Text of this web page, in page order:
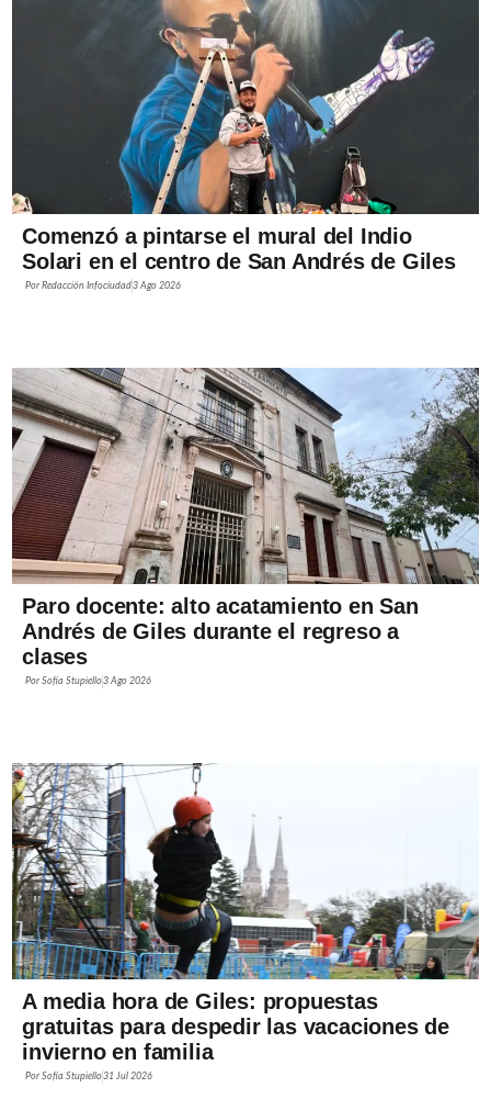
Comenzó a pintarse el mural del Indio
Solari en el centro de San Andrés de Giles
PorRedacción Infociudad3 Ago 2026
Paro docente: alto acatamiento en San
Andrés de Giles durante el regreso a
clases
PorSofía Stupiello3 Ago 2026
A media hora de Giles: propuestas
gratuitas para despedir las vacaciones de
invierno en familia
PorSofía Stupiello31 Jul 2026